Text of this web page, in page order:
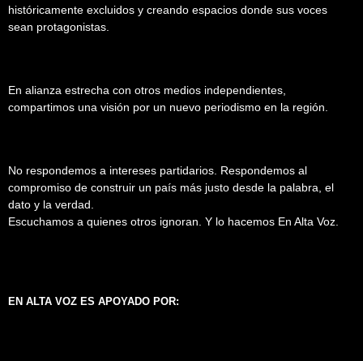
históricamente excluidos y creando espacios donde sus voces
sean protagonistas.
En alianza estrecha con otros medios independientes,
compartimos una visión por un nuevo periodismo en la región.
No respondemos a intereses partidarios. Respondemos al
compromiso de construir un país más justo desde la palabra, el
dato y la verdad.
Escuchamos a quienes otros ignoran. Y lo hacemos En Alta Voz.
EN ALTA VOZ ES APOYADO POR: